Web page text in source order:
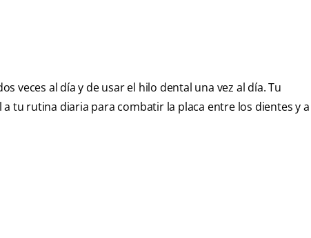
veces al día y de usar el hilo dental una vez al día. Tu
tu rutina diaria para combatir la placa entre los dientes y a